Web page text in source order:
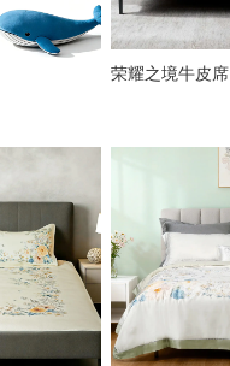
荣耀之境牛皮席